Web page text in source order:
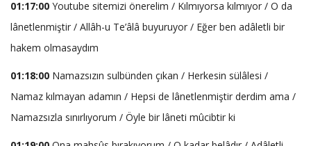
01:17:00 Youtube sitemizi önerelim / Kılmıyorsa kılmıyor / O da
lânetlenmiştir / Allâh-u Te’âlâ buyuruyor / Eğer ben adâletli bir
hakem olmasaydım
01:18:00 Namazsızın sulbünden çıkan / Herkesin sülâlesi /
Namaz kılmayan adamın / Hepsi de lânetlenmiştir derdim ama /
Namazsızla sınırlıyorum / Öyle bir lâneti mûcibtir ki